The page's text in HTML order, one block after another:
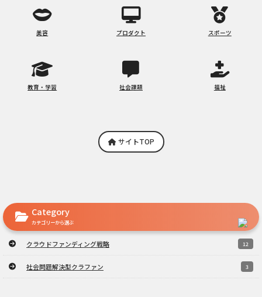
美容 プロダクト スポーツ
教育・学習 社会課題 福祉
サイトTOP
Category
カテゴリーから選ぶ
クラウドファンディング戦略 12
社会問題解決型クラファン 3